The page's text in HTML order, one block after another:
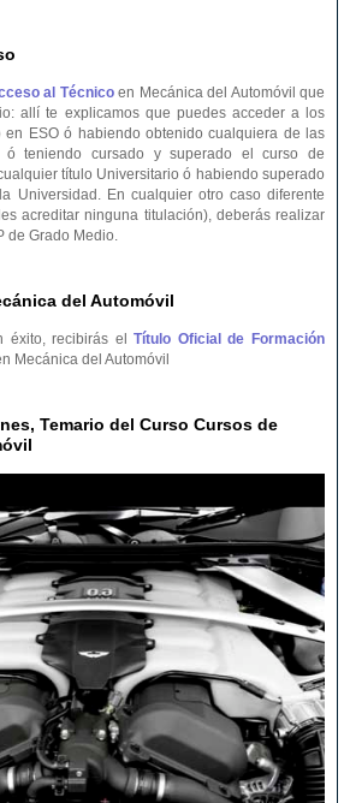
al Técnicoen Mecánica del Automóvil que
allí te explicamos que puedes acceder a los
en ESO ó habiendo obtenido cualquiera de las
ó teniendo cursado y superado el curso de
título Universitario ó habiendo superado
Universidad. En cualquier otro caso diferente
acreditar ninguna titulación), deberás realizar
de Grado Medio.
del Automóvil
éxito, recibirás elTítulo Oficial de Formación
Mecánica del Automóvil
Temario del Curso Cursos de